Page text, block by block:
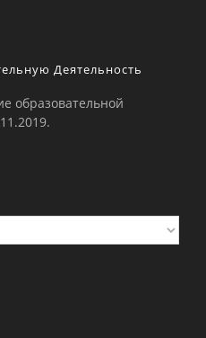
Деятельность
образовательной